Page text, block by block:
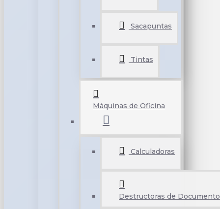
Sacapuntas
Tintas
Máquinas de Oficina
Calculadoras
Destructoras de